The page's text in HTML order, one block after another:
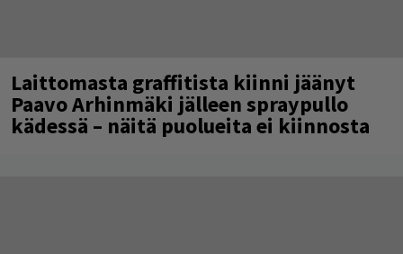
Laittomasta graffitista kiinni jäänyt
Paavo Arhinmäki jälleen spraypullo
kädessä – näitä puolueita ei kiinnosta